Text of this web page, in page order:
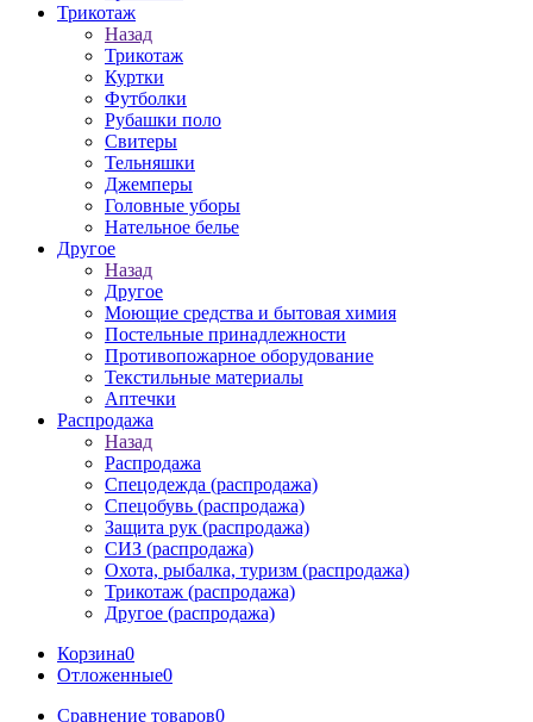
Трикотаж
Назад
Трикотаж
Куртки
Футболки
Рубашки поло
Свитеры
Тельняшки
Джемперы
Головные уборы
Нательное белье
Другое
Назад
Другое
Моющие средства и бытовая химия
Постельные принадлежности
Противопожарное оборудование
Текстильные материалы
Аптечки
Распродажа
Назад
Распродажа
Спецодежда (распродажа)
Спецобувь (распродажа)
Защита рук (распродажа)
СИЗ (распродажа)
Охота, рыбалка, туризм (распродажа)
Трикотаж (распродажа)
Другое (распродажа)
Корзина0
Отложенные0
Сравнение товаров0